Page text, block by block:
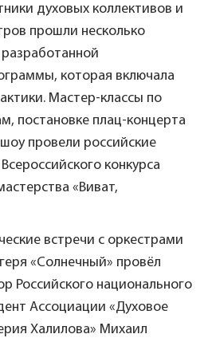
духовых коллективов и
прошли несколько
которая включала
Мастер-классы по
постановке плац-концерта
провели российские
конкурса
«Виват,
встречи с оркестрами
«Солнечный» провёл
Российского национального
Ассоциации «Духовое
Халилова» Михаил